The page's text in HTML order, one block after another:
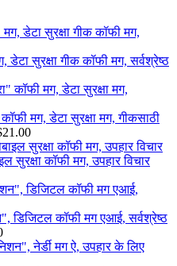
सुरक्षा गीक कॉफी मग, सर्वश्रेष्ठ
मग, डेटा सुरक्षा मग, गीकसाठी
21.00Price
range:
$17.00
$21.00
सुरक्षा कॉफी मग, उपहार विचार
डिजिटल कॉफी मग एआई, सर्वश्रेष्ठ
Price
range: